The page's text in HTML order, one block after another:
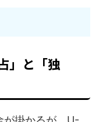
」と「独